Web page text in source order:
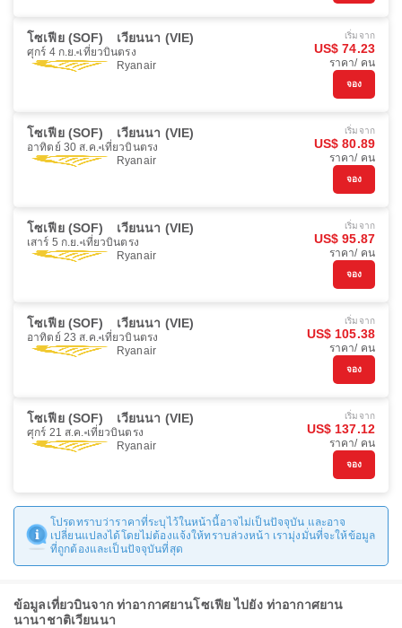
โซเฟีย (SOF) เวียนนา (VIE)
ศุกร์ 4 ก.ย. เที่ยวบินตรง
Ryanair
เริ่มจาก
US$ 74.23
ราคา/ คน
จอง
โซเฟีย (SOF) เวียนนา (VIE)
อาทิตย์ 30 ส.ค. เที่ยวบินตรง
Ryanair
เริ่มจาก
US$ 80.89
ราคา/ คน
จอง
โซเฟีย (SOF) เวียนนา (VIE)
เสาร์ 5 ก.ย. เที่ยวบินตรง
Ryanair
เริ่มจาก
US$ 95.87
ราคา/ คน
จอง
โซเฟีย (SOF) เวียนนา (VIE)
อาทิตย์ 23 ส.ค. เที่ยวบินตรง
Ryanair
เริ่มจาก
US$ 105.38
ราคา/ คน
จอง
โซเฟีย (SOF) เวียนนา (VIE)
ศุกร์ 21 ส.ค. เที่ยวบินตรง
Ryanair
เริ่มจาก
US$ 137.12
ราคา/ คน
จอง
โปรดทราบว่าราคาที่ระบุไว้ในหน้านี้อาจไม่เป็นปัจจุบัน และอาจ
เปลี่ยนแปลงได้โดยไม่ต้องแจ้งให้ทราบล่วงหน้า เรามุ่งมั่นที่จะให้ข้อมูล
ที่ถูกต้องและเป็นปัจจุบันที่สุด
ข้อมูลเที่ยวบินจาก ท่าอากาศยานโซเฟีย ไปยัง ท่าอากาศยาน
นานาชาติเวียนนา